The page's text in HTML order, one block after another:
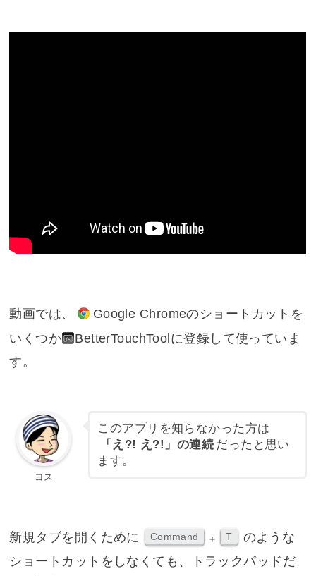
動画では、 Google Chromeのショートカットを
いくつか
BetterTouchTool に登録して使っていま
す。
ヨス
このアプリを知らなかった方は
「え?! え?!」の連続 だったと思い
ます。
新規タブを開くために Command ＋ T
のような
ショートカットをしなくても、トラックパッドだ